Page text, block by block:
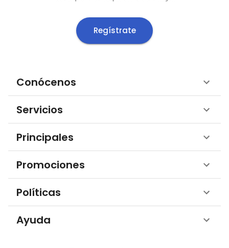
Regístrate
Conócenos
Servicios
Principales
Promociones
Políticas
Ayuda